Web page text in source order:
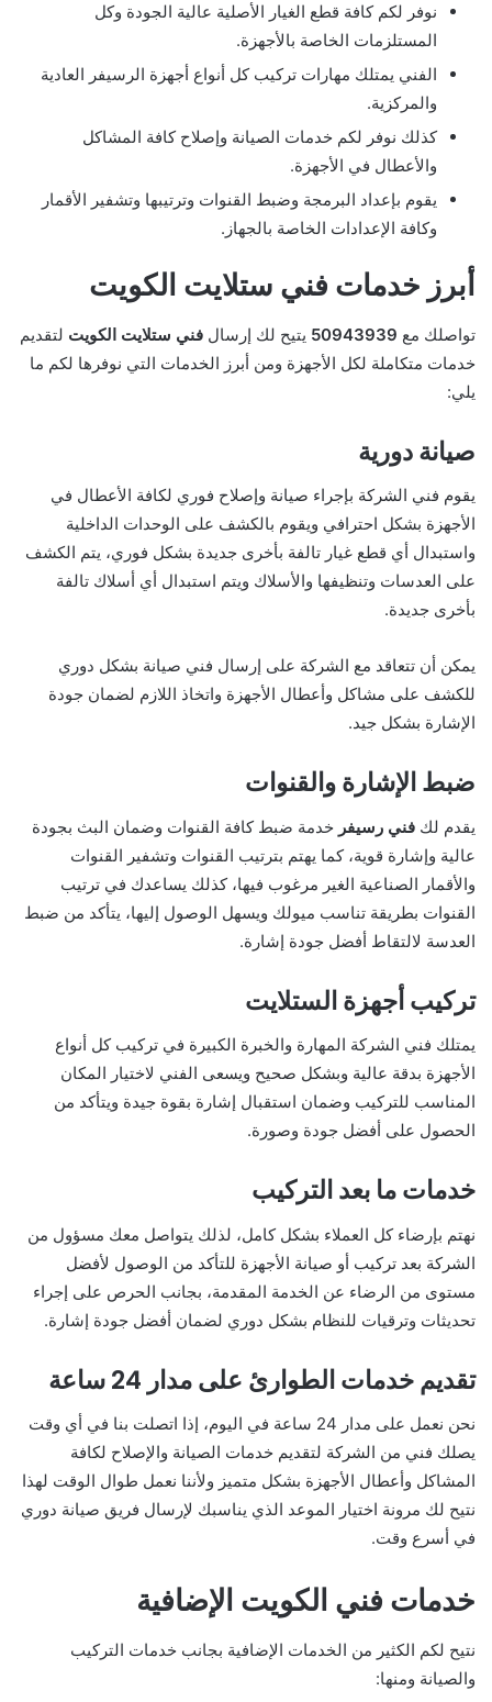
نوفر لكم كافة قطع الغيار الأصلية عالية الجودة وكل
المستلزمات الخاصة بالأجهزة.
الفني يمتلك مهارات تركيب كل أنواع أجهزة الرسيفر العادية
والمركزية.
كذلك نوفر لكم خدمات الصيانة وإصلاح كافة المشاكل
والأعطال في الأجهزة.
يقوم بإعداد البرمجة وضبط القنوات وترتيبها وتشفير الأقمار
وكافة الإعدادات الخاصة بالجهاز.
أبرز خدمات فني ستلايت الكويت
تواصلك مع 50943939 يتيح لك إرسال فني ستلايت الكويت لتقديم
خدمات متكاملة لكل الأجهزة ومن أبرز الخدمات التي نوفرها لكم ما
يلي:
صيانة دورية
يقوم فني الشركة بإجراء صيانة وإصلاح فوري لكافة الأعطال في
الأجهزة بشكل احترافي ويقوم بالكشف على الوحدات الداخلية
واستبدال أي قطع غيار تالفة بأخرى جديدة بشكل فوري، يتم الكشف
على العدسات وتنظيفها والأسلاك ويتم استبدال أي أسلاك تالفة
بأخرى جديدة.
يمكن أن تتعاقد مع الشركة على إرسال فني صيانة بشكل دوري
للكشف على مشاكل وأعطال الأجهزة واتخاذ اللازم لضمان جودة
الإشارة بشكل جيد.
ضبط الإشارة والقنوات
يقدم لك فني رسيفر خدمة ضبط كافة القنوات وضمان البث بجودة
عالية وإشارة قوية، كما يهتم بترتيب القنوات وتشفير القنوات
والأقمار الصناعية الغير مرغوب فيها، كذلك يساعدك في ترتيب
القنوات بطريقة تناسب ميولك ويسهل الوصول إليها، يتأكد من ضبط
العدسة لالتقاط أفضل جودة إشارة.
تركيب أجهزة الستلايت
يمتلك فني الشركة المهارة والخبرة الكبيرة في تركيب كل أنواع
الأجهزة بدقة عالية وبشكل صحيح ويسعى الفني لاختيار المكان
المناسب للتركيب وضمان استقبال إشارة بقوة جيدة ويتأكد من
الحصول على أفضل جودة وصورة.
خدمات ما بعد التركيب
نهتم بإرضاء كل العملاء بشكل كامل، لذلك يتواصل معك مسؤول من
الشركة بعد تركيب أو صيانة الأجهزة للتأكد من الوصول لأفضل
مستوى من الرضاء عن الخدمة المقدمة، بجانب الحرص على إجراء
تحديثات وترقيات للنظام بشكل دوري لضمان أفضل جودة إشارة.
تقديم خدمات الطوارئ على مدار 24 ساعة
نحن نعمل على مدار 24 ساعة في اليوم، إذا اتصلت بنا في أي وقت
يصلك فني من الشركة لتقديم خدمات الصيانة والإصلاح لكافة
المشاكل وأعطال الأجهزة بشكل متميز ولأننا نعمل طوال الوقت لهذا
نتيح لك مرونة اختيار الموعد الذي يناسبك لإرسال فريق صيانة دوري
في أسرع وقت.
خدمات فني الكويت الإضافية
نتيح لكم الكثير من الخدمات الإضافية بجانب خدمات التركيب
والصيانة ومنها: